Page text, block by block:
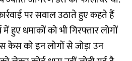
पर सवाल उठाते हुए कहते हैं
हुए धमाकों को भी गिरफ्तार लोगों
केस को इन लोगों से जोड़ा उन